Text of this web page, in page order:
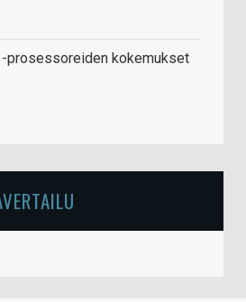
prosessoreiden kokemukset